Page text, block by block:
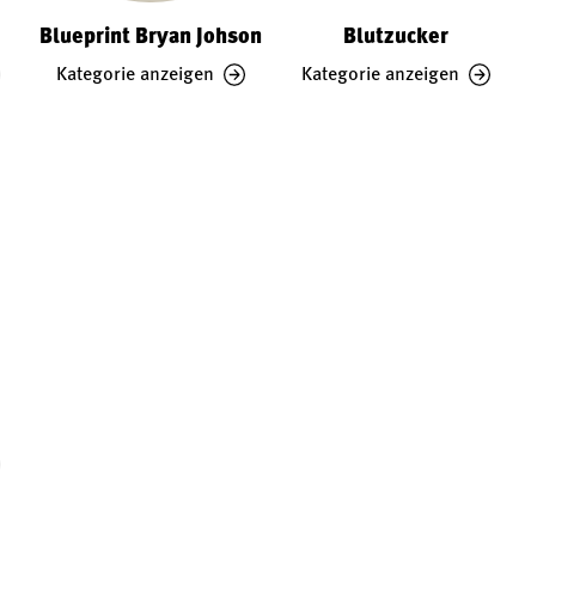
Blueprint Bryan Johson
Kategorie anzeigen
Blutzucker
Kategorie anzeigen